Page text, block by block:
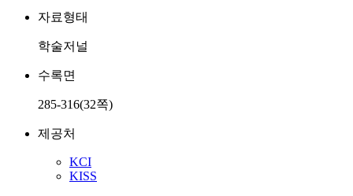
자료형태
학술저널
수록면
285-316(32쪽)
제공처
KCI
KISS